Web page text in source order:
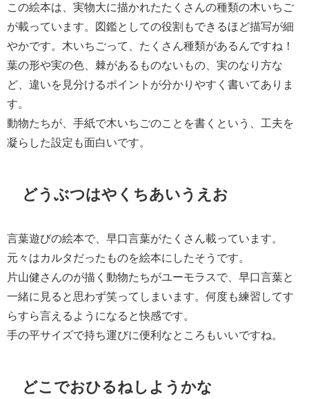
この絵本は、実物大に描かれたたくさんの種類の木いちご
が載っています。図鑑としての役割もできるほど描写が細
やかです。木いちごって、たくさん種類があるんですね！
葉の形や実の色、棘があるものないもの、実のなり方な
ど、違いを見分けるポイントが分かりやすく書いてありま
す。
動物たちが、手紙で木いちごのことを書くという、工夫を
凝らした設定も面白いです。
どうぶつはやくちあいうえお
言葉遊びの絵本で、早口言葉がたくさん載っています。
元々はカルタだったものを絵本にしたそうです。
片山健さんのが描く動物たちがユーモラスで、早口言葉と
一緒に見ると思わず笑ってしまいます。何度も練習してす
らすら言えるようになると快感です。
手の平サイズで持ち運びに便利なところもいいですね。
どこでおひるねしようかな